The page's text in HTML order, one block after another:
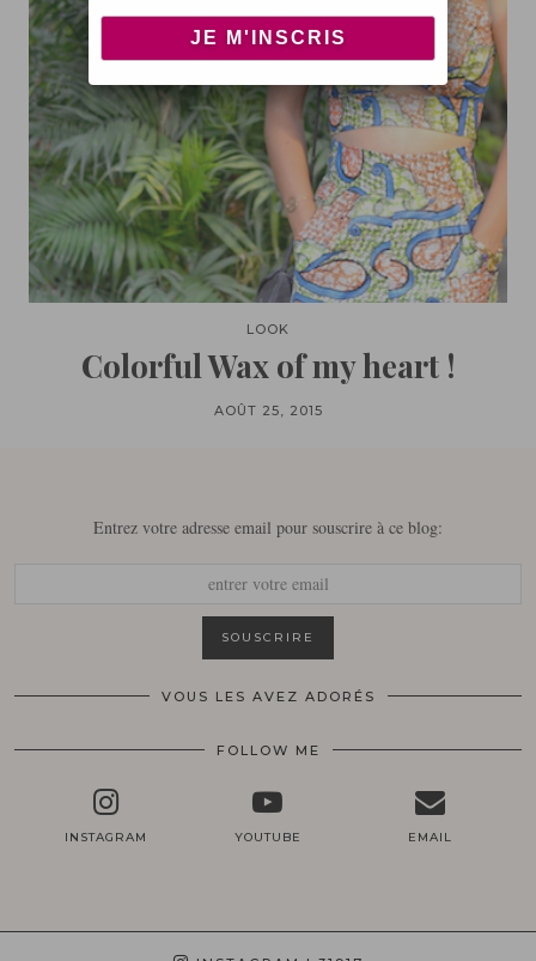
LOOK
Colorful Wax of my heart !
AOÛT 25, 2015
Entrez votre adresse email pour souscrire à ce blog:
VOUS LES AVEZ ADORÉS
FOLLOW ME
INSTAGRAM YOUTUBE EMAIL